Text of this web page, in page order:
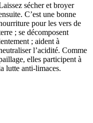
sécher et broyer
C’est une bonne
pour les vers de
; se décomposent
; aident à
l’acidité. Comme
elles participent à
lutte anti-limaces.